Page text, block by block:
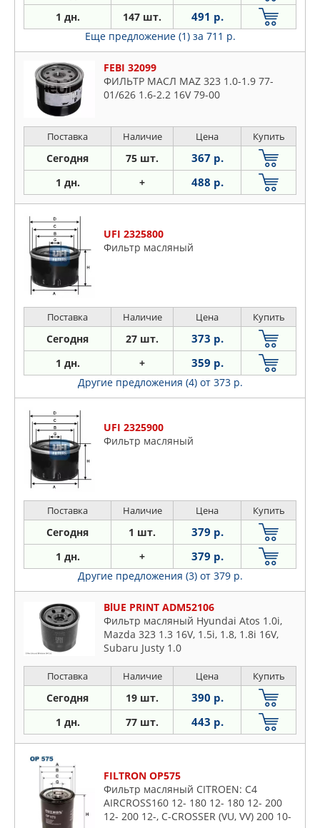
1 дн. 147 шт. 491 р.
Еще предложение (1) за 711 р.
FEBI 32099
ФИЛЬТР МАСЛ MAZ 323 1.0-1.9 77-
01/626 1.6-2.2 16V 79-00
Поставка Наличие Цена Купить
Сегодня 75 шт. 367 р.
1 дн. + 488 р.
UFI 2325800
Фильтр масляный
Поставка Наличие Цена Купить
Сегодня 27 шт. 373 р.
1 дн. + 359 р.
Другие предложения (4) от 373 р.
UFI 2325900
Фильтр масляный
Поставка Наличие Цена Купить
Сегодня 1 шт. 379 р.
1 дн. + 379 р.
Другие предложения (3) от 379 р.
BlUE PRINT ADM52106
Фильтр масляный Hyundai Atos 1.0i,
Mazda 323 1.3 16V, 1.5i, 1.8, 1.8i 16V,
Subaru Justy 1.0
Поставка Наличие Цена Купить
Сегодня 19 шт. 390 р.
1 дн. 77 шт. 443 р.
FILTRON OP575
Фильтр масляный CITROEN: C4
AIRCROSS160 12- 180 12- 180 12- 200
12- 200 12-, C-CROSSER (VU, VV) 200 10-